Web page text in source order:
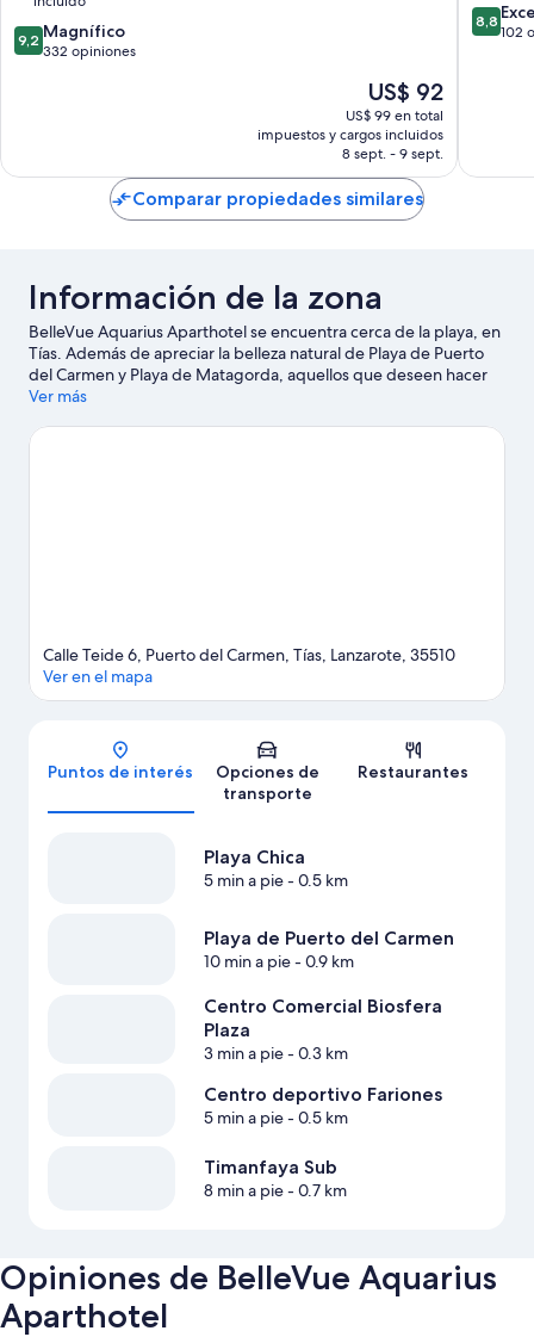
9.2
de
9,2 Magnífico
332 opiniones
El
precio
actual
es
de
US$ 92
US$ 92
US$ 99 en total
impuestos y cargos incluidos
8 sept. - 9 sept.
8.8
de
8,8
102
Comparar propiedades similares
Información de la zona
BelleVue Aquarius Aparthotel se encuentra cerca de la playa, en
Tías. Además de apreciar la belleza natural de Playa de Puerto
del Carmen y Playa de Matagorda, aquellos que deseen hacer
una actividad pueden ir a Puerto deportivo Marina Rubicón.
Escuela de Yaiza y Go Karting San Bartolomé. Las actividades
Ver más
Mapa
Calle Teide 6, Puerto del Carmen, Tías, Lanzarote, 35510
Ver en el mapa
Puntos de interés
Opciones de
transporte
Restaurantes
Playa Chica
5 min a pie- 0.5 km
Playa de Puerto del Carmen
10 min a pie- 0.9 km
Centro Comercial Biosfera
Plaza
3 min a pie- 0.3 km
Centro deportivo Fariones
5 min a pie- 0.5 km
Timanfaya Sub
8 min a pie- 0.7 km
Opiniones de BelleVue Aquarius
Aparthotel